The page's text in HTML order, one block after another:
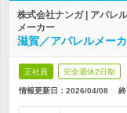
株式会社ナンガ | アパレ
メーカー
滋賀／アパレルメー
正社員 完全週休2日制
情報更新日：2026/04/08 終